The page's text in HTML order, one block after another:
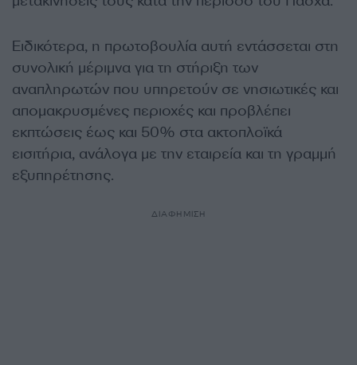
Ειδικότερα, η πρωτοβουλία αυτή εντάσσεται στη
συνολική μέριμνα για τη στήριξη των
αναπληρωτών που υπηρετούν σε νησιωτικές και
απομακρυσμένες περιοχές και προβλέπει
εκπτώσεις έως και 50% στα ακτοπλοϊκά
εισιτήρια, ανάλογα με την εταιρεία και τη γραμμή
εξυπηρέτησης.
ΔΙΑΦΗΜΙΣΗ